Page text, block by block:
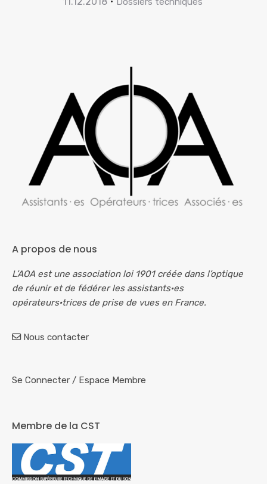
A propos de nous
L’AOA est une association loi 1901 créée dans l’optique
de réunir et de fédérer les assistants·es
opérateurs·trices de prise de vues en France.
Nous contacter
Se Connecter / Espace Membre
Membre de la CST